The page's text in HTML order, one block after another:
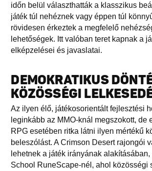
időn belül választhatták a klasszikus
játék túl nehéznek vagy éppen túl
rövidesen érkeztek a megfelelő
lehetőségek. Itt valóban teret kapnak a
elképzelései és javaslatai.
DEMOKRATIKUS
KÖZÖSSÉGI
Az ilyen élő, játékosorientált fejlesztési
leginkább az MMO-knál megszokott, de
RPG esetében ritka látni ilyen mértékű
beleszólást. A Crimson Desert rajongói
lehetnek a játék irányának
School RuneScape-nél, ahol közösségi